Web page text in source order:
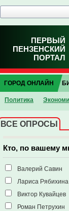
ПЕРВЫЙ
ПЕНЗЕНСКИЙ
ПОРТАЛ
ГОРОД ОНЛАЙН
Политика
ВСЕ ОПРОСЫ
Кто, по вашему
Валерий Савин
Лариса Рябихина
Виктор Кувайцев
Роман Петрухин